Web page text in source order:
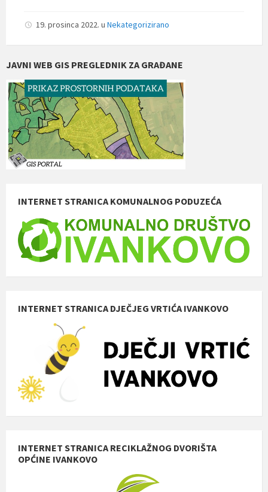
19. prosinca 2022. u Nekategorizirano
JAVNI WEB GIS PREGLEDNIK ZA GRAĐANE
INTERNET STRANICA KOMUNALNOG PODUZEĆA
INTERNET STRANICA DJEČJEG VRTIĆA IVANKOVO
INTERNET STRANICA RECIKLAŽNOG DVORIŠTA
OPĆINE IVANKOVO